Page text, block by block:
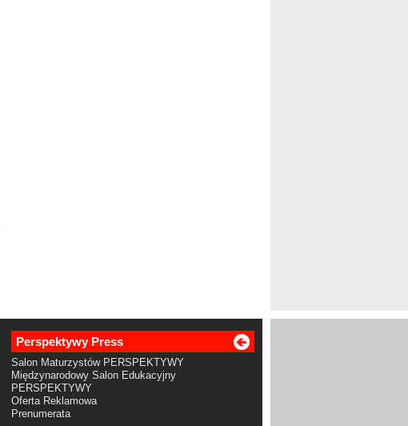
Perspektywy Press
Salon Maturzystów PERSPEKTYWY
Międzynarodowy Salon Edukacyjny
PERSPEKTYWY
Oferta Reklamowa
Prenumerata